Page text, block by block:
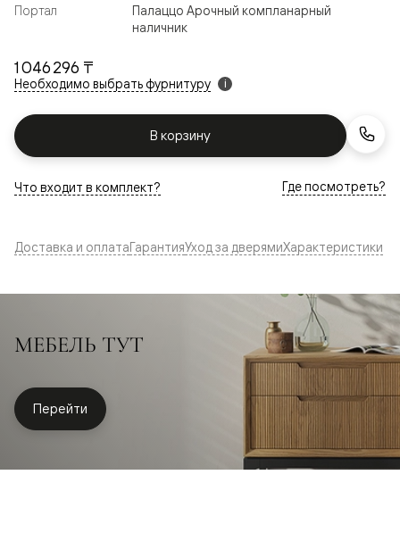
1 046 296 ₸
Необходимо выбрать фурнитуру i
В корзину
Портал
Палаццо Арочный компланарный
наличник
Что входит в комплект? Где посмотреть?
Доставка и оплатаГарантияУход за дверямиХарактеристики
МЕБЕЛЬ ТУТ
Перейти